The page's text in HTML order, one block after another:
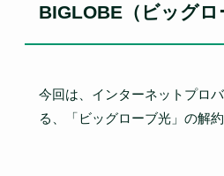
BIGLOBE（ビッグ
今回は、インターネットプロ
る、「ビッグローブ光」の解